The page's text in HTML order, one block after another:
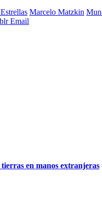
Marcelo Matzkin
Email
en manos extranjeras